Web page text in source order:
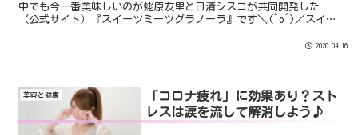
中でも今一番美味しいのが蛯原友里と日清シスコが共同開発した
（公式サイト）『スイーツミーツグラノーラ』です＼(^o^)／スイー
2020.04.16
美容と健康
「コロナ疲れ」に効果あり？スト
レスは涙を流して解消しよう♪